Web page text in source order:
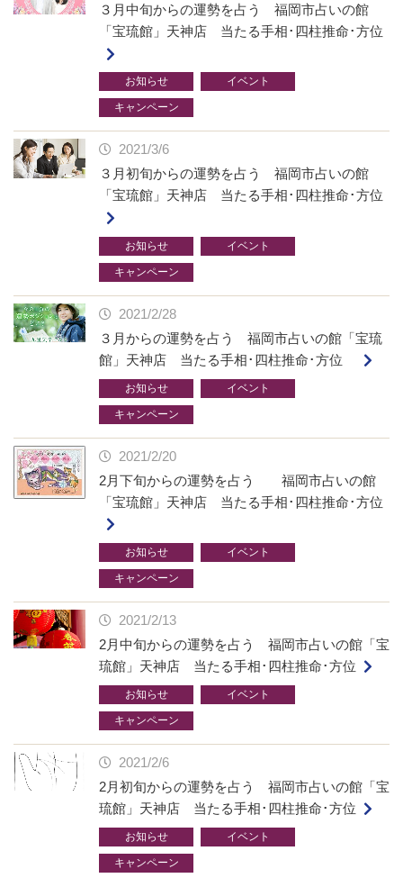
３月中旬からの運勢を占う 福岡市占いの館
「宝琉館」天神店 当たる手相･四柱推命･方位
お知らせ イベント
キャンペーン
2021/3/6
３月初旬からの運勢を占う 福岡市占いの館
「宝琉館」天神店 当たる手相･四柱推命･方位
お知らせ イベント
キャンペーン
2021/2/28
３月からの運勢を占う 福岡市占いの館「宝琉
館」天神店 当たる手相･四柱推命･方位
お知らせ イベント
キャンペーン
2021/2/20
2月下旬からの運勢を占う 福岡市占いの館
「宝琉館」天神店 当たる手相･四柱推命･方位
お知らせ イベント
キャンペーン
2021/2/13
2月中旬からの運勢を占う 福岡市占いの館「宝
琉館」天神店 当たる手相･四柱推命･方位
お知らせ イベント
キャンペーン
2021/2/6
2月初旬からの運勢を占う 福岡市占いの館「宝
琉館」天神店 当たる手相･四柱推命･方位
お知らせ イベント
キャンペーン